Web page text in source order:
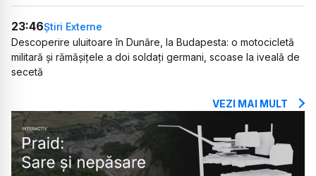
23:46Știri Externe
Descoperire uluitoare în Dunăre, la Budapesta: o motocicletă
militară și rămășițele a doi soldați germani, scoase la iveală de
secetă
VEZI MAI MULT